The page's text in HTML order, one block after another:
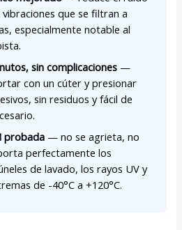
que se filtran a
especialmente notable al
sin complicaciones —
con un cúter y presionar
sin residuos y fácil de
probada — no se agrieta, no
perfectamente los
de lavado, los rayos UV y
de -40°C a +120°C.